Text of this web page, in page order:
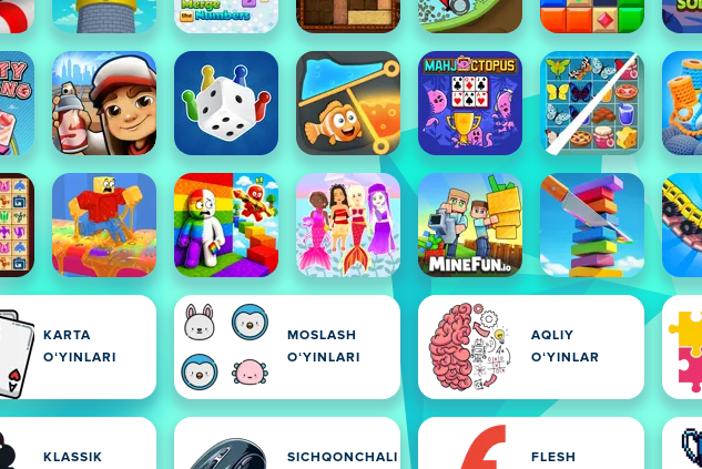
KARTA
OʻYINLARI
MOSLASH
OʻYINLARI
AQLIY
OʻYINLAR
KLASSIK
SICHQONCHALI
FLESH